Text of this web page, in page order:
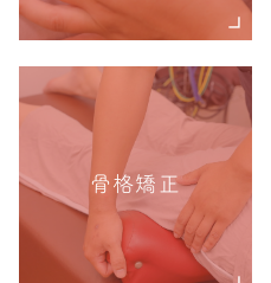
骨格矯正